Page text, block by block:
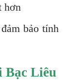
hơn
bảo tính
Bạc Liêu